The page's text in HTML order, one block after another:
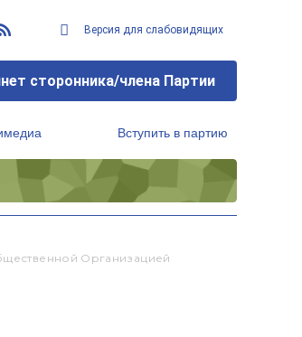
Версия для слабовидящих
сторонника/члена Партии
Вступить в партию
Организацией